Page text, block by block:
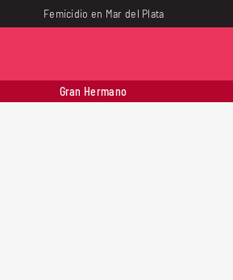
Femicidio en Mar del Plata
Gran Hermano